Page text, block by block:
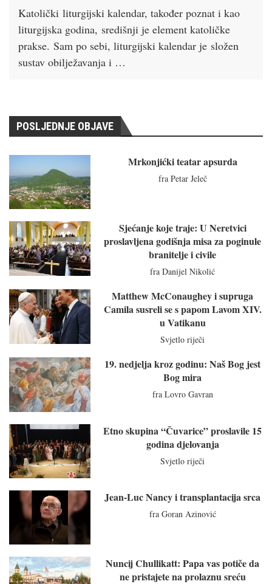
Katolički liturgijski kalendar, također poznat i kao
liturgijska godina, središnji je element katoličke
prakse. Sam po sebi, liturgijski kalendar je složen
sustav obilježavanja i …
POSLJEDNJE OBJAVE
Mrkonjićki teatar apsurda
fra Petar Jeleč
Sjećanje koje traje: U Neretvici
proslavljena godišnja misa za poginule
branitelje i civile
fra Danijel Nikolić
Matthew McConaughey i supruga
Camila susreli se s papom Lavom XIV.
u Vatikanu
Svjetlo riječi
19. nedjelja kroz godinu: Naš Bog jest
Bog mira
fra Lovro Gavran
Etno skupina “Čuvarice” proslavile 15
godina djelovanja
Svjetlo riječi
Jean-Luc Nancy i transplantacija srca
fra Goran Azinović
Nuncij Chullikatt: Papa vas potiče da
ne pristajete na prolaznu sreću